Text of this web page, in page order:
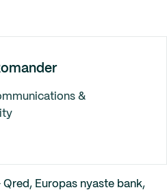
&
Qred, Europas nyaste bank,